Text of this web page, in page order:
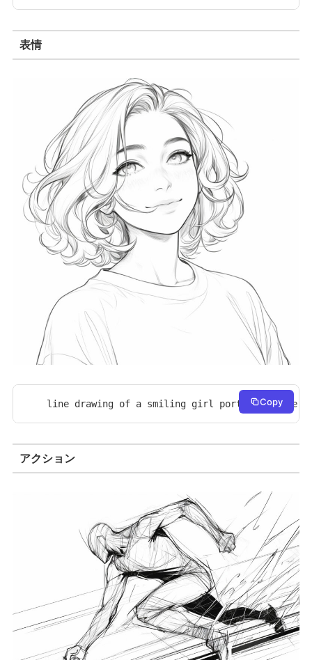
表情
line drawing of a smiling girl portrait, face
Copy
アクション